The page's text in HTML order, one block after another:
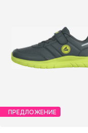
ПРЕДЛОЖЕНИЕ